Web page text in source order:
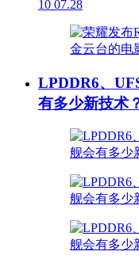
10 07.28
LPDDR6、
有多少新技术